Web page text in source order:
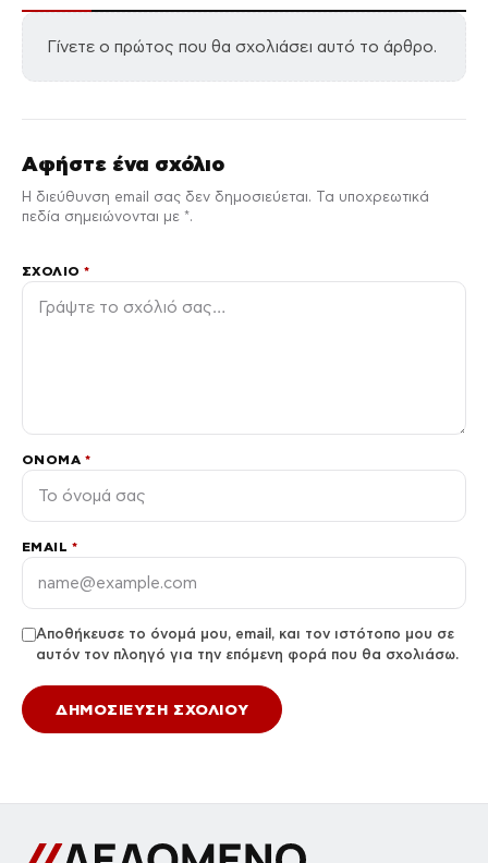
Γίνετε ο πρώτος που θα σχολιάσει αυτό το άρθρο.
Αφήστε ένα σχόλιο
Η διεύθυνση email σας δεν δημοσιεύεται. Τα υποχρεωτικά
πεδία σημειώνονται με *.
ΣΧΌΛΙΟ*
ΌΝΟΜΑ *
EMAIL *
Αποθήκευσε το όνομά μου, email, και τον ιστότοπο μου σε
αυτόν τον πλοηγό για την επόμενη φορά που θα σχολιάσω.